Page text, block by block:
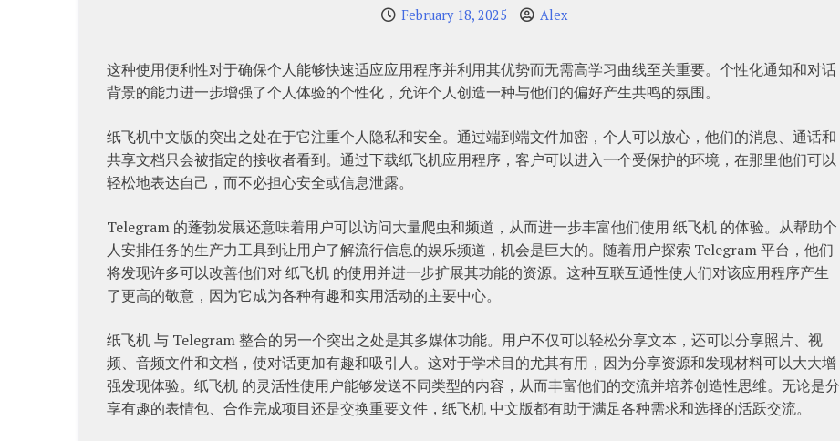
February 18, 2025 Alex
这种使用便利性对于确保个人能够快速适应应用程序并利用其优势而无需高学习曲线至关重要。个性化通知和对话
背景的能力进一步增强了个人体验的个性化，允许个人创造一种与他们的偏好产生共鸣的氛围。
纸飞机中文版的突出之处在于它注重个人隐私和安全。通过端到端文件加密，个人可以放心，他们的消息、通话和
共享文档只会被指定的接收者看到。通过下载纸飞机应用程序，客户可以进入一个受保护的环境，在那里他们可以
轻松地表达自己，而不必担心安全或信息泄露。
Telegram 的蓬勃发展还意味着用户可以访问大量爬虫和频道，从而进一步丰富他们使用 纸飞机 的体验。从帮助个
人安排任务的生产力工具到让用户了解流行信息的娱乐频道，机会是巨大的。随着用户探索 Telegram 平台，他们
将发现许多可以改善他们对 纸飞机 的使用并进一步扩展其功能的资源。这种互联互通性使人们对该应用程序产生
了更高的敬意，因为它成为各种有趣和实用活动的主要中心。
纸飞机 与 Telegram 整合的另一个突出之处是其多媒体功能。用户不仅可以轻松分享文本，还可以分享照片、视
频、音频文件和文档，使对话更加有趣和吸引人。这对于学术目的尤其有用，因为分享资源和发现材料可以大大增
强发现体验。纸飞机 的灵活性使用户能够发送不同类型的内容，从而丰富他们的交流并培养创造性思维。无论是分
享有趣的表情包、合作完成项目还是交换重要文件，纸飞机 中文版都有助于满足各种需求和选择的活跃交流。